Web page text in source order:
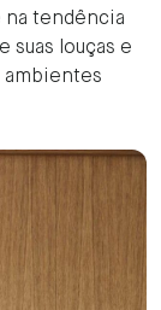
na tendência
suas louças e
ambientes